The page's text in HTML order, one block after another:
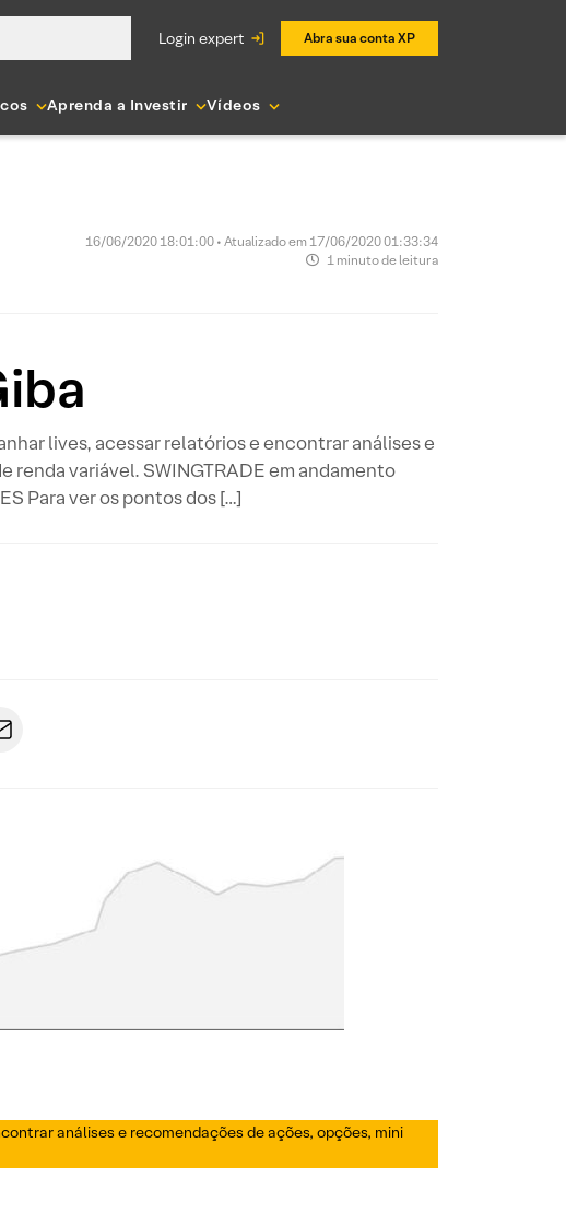
login expert Abra sua conta XP
Aprenda a Investir Vídeos
16/06/2020 18:01:00 • Atualizado em 17/06/2020 01:33:34
1 minuto de leitura
lives, acessar relatórios e encontrar análises e
variável. SWINGTRADE em andamento
Para ver os pontos dos […]
análises e recomendações de ações, opções, mini